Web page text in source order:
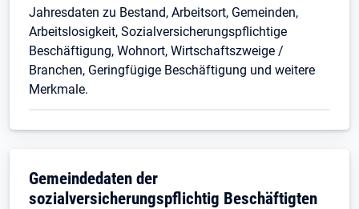
Jahresdaten zu Bestand, Arbeitsort, Gemeinden,
Arbeitslosigkeit, Sozialversicherungspflichtige
Beschäftigung, Wohnort, Wirtschaftszweige /
Branchen, Geringfügige Beschäftigung und weitere
Merkmale.
Gemeindedaten der
sozialversicherungspflichtig Beschäftigten